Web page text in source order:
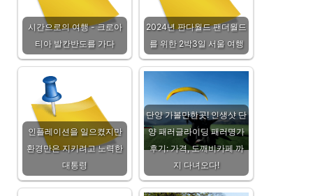
시간으로의 여행 - 크로아
티아 발칸반도를 가다
2024년 판다월드 팬더월드
를 위한 2박3일 서울 여행
인플레이션을 일으켰지만
환경만은 지키려고 노력한
대통령
단양 가볼만한곳! 인생샷 단
양 패러글라이딩 패러명가
후기: 가격, 도깨비카페 까
지 다녀오다!